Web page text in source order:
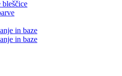
in baze
in baze